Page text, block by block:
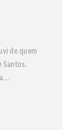
de quem
Santos.